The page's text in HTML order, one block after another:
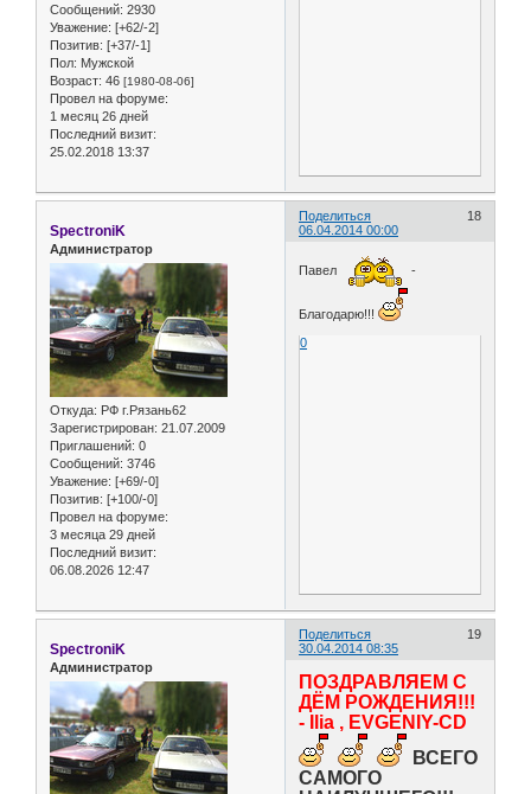
Сообщений: 2930
Уважение: [+62/-2]
Позитив: [+37/-1]
Пол: Мужской
Возраст: 46 [1980-08-06]
Провел на форуме:
1 месяц 26 дней
Последний визит:
25.02.2018 13:37
Поделиться
18
06.04.2014 00:00
SpectroniK
Администратор
Откуда: РФ г.Рязань62
Зарегистрирован: 21.07.2009
Приглашений: 0
Сообщений: 3746
Уважение: [+69/-0]
Позитив: [+100/-0]
Провел на форуме:
3 месяца 29 дней
Последний визит:
06.08.2026 12:47
Павел -
Благодарю!!!
0
Поделиться
19
30.04.2014 08:35
SpectroniK
Администратор
ПОЗДРАВЛЯЕМ С
ДЁМ РОЖДЕНИЯ!!!
- Ilia , EVGENIY-CD
ВСЕГО
САМОГО